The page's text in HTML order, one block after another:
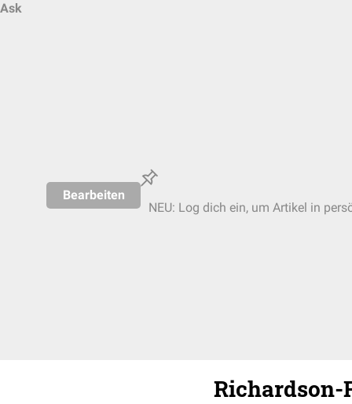
Ask
Bearbeiten
NEU: Log dich ein, um Artikel in
Richardson-